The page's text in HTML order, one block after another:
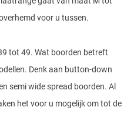
voor u tussen.
tot 49. Wat boorden betreft
Denk aan button-down
semi wide spread boorden. Al
het voor u mogelijk om tot de